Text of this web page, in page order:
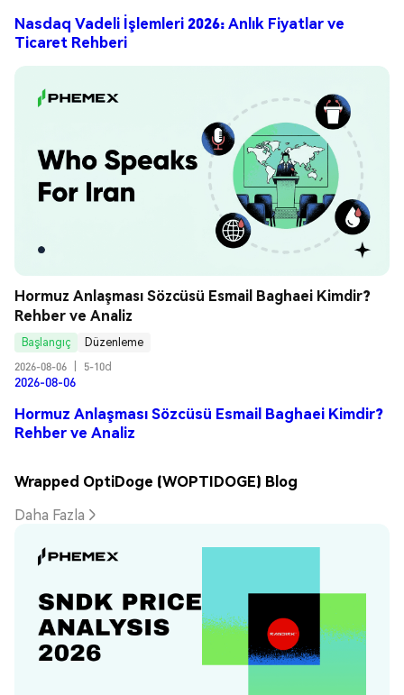
Nasdaq Vadeli İşlemleri 2026: Anlık Fiyatlar ve
Ticaret Rehberi
Hormuz Anlaşması Sözcüsü Esmail Baghaei Kimdir?
Rehber ve Analiz
Başlangıç
Düzenleme
2026-08-06
5-10d
2026-08-06
Hormuz Anlaşması Sözcüsü Esmail Baghaei Kimdir?
Rehber ve Analiz
Wrapped OptiDoge (WOPTIDOGE) Blog
Daha Fazla